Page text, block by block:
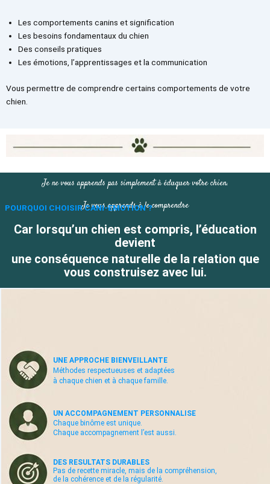
Les comportements canins et signification
Les besoins fondamentaux du chien
Des conseils pratiques
Les émotions, l’apprentissages et la communication
Vous permettre de comprendre certains comportements de votre
chien.
Je ne vous apprends pas simplement à éduquer votre chien.
Je vous apprends à le comprendre
Car lorsqu’un chien est compris, l’éducation
devient
une conséquence naturelle de la relation que
vous construisez avec lui.
POURQUOI CHOISIR CANI-EMOTION ?
UNE APPROCHE BIENVEILLANTE
Méthodes respectueuses et adaptées
à chaque chien et à chaque famille.
UN ACCOMPAGNEMENT PERSONNALISE
Chaque binôme est unique.
Chaque accompagnement l’est aussi.
DES RESULTATS DURABLES
Pas de recette miracle, mais de la compréhension,
de la cohérence et de la régularité.